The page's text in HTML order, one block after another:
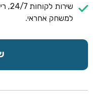
למשחק אחראי.